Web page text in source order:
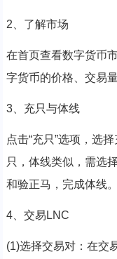
2、了解市场
在首页查看数字货币
字货币的价格、交易量
3、充只与体线
点击“充只”选项，选
只，体线类似，需选
和验正马，完成体线。
4、交易LNC
(1)选择交易对：在交